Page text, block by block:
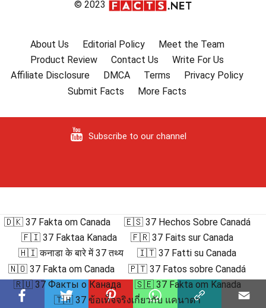
© 2023
About Us Editorial Policy
Meet the Team
Product Review
Contact Us
Write For Us
Affiliate Disclosure
DMCA Terms
Privacy Policy
Submit Facts
More Facts
Subscribe to our channel
🇩🇰 37 Fakta om Canada
🇪🇸 37 Hechos Sobre Canadá
🇫🇮 37 Faktaa Kanada
🇫🇷 37 Faits sur Canada
🇭🇮 कनाडा के बारे में 37 तथ्य
🇮🇹 37 Fatti su Canada
🇳🇴 37 Fakta om Canada
🇵🇹 37 Fatos sobre Canadá
🇷🇺 37 Факты о Канада
🇸🇪 37 Fakta om Kanada
🇹🇭 37 ข้อเท็จจริงเกี่ยวกับ แคนาดา